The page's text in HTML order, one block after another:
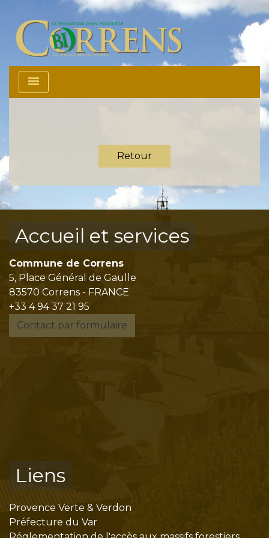
menu
Retour
Accueil et services
Commune de Correns
5, Place Général de Gaulle
83570 Correns - FRANCE
+33 4 94 37 21 95
Contact par formulaire
Liens
Provence Verte & Verdon
Préfecture du Var